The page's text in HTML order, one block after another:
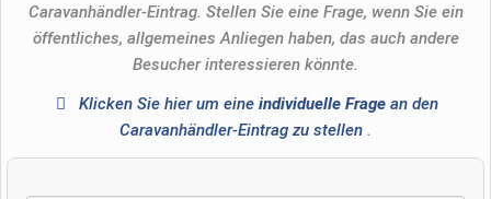
Caravanhändler-Eintrag. Stellen Sie eine Frage, wenn Sie ein
öffentliches, allgemeines Anliegen haben, das auch andere
Besucher interessieren könnte.
Klicken Sie hier um eine individuelle Fragean den
Caravanhändler-Eintrag zu stellen .